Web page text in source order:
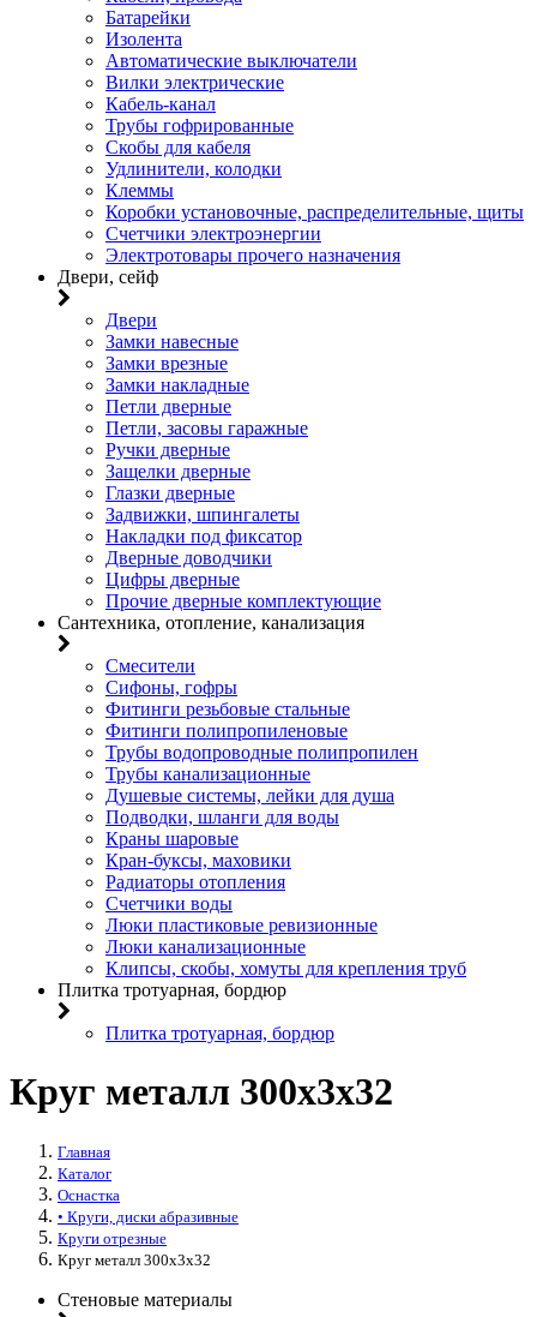
Батарейки
Изолента
Автоматические выключатели
Вилки электрические
Кабель-канал
Трубы гофрированные
Скобы для кабеля
Удлинители, колодки
Клеммы
Коробки установочные, распределительные, щиты
Счетчики электроэнергии
Электротовары прочего назначения
Двери, сейф
Двери
Замки навесные
Замки врезные
Замки накладные
Петли дверные
Петли, засовы гаражные
Ручки дверные
Защелки дверные
Глазки дверные
Задвижки, шпингалеты
Накладки под фиксатор
Дверные доводчики
Цифры дверные
Прочие дверные комплектующие
Сантехника, отопление, канализация
Смесители
Сифоны, гофры
Фитинги резьбовые стальные
Фитинги полипропиленовые
Трубы водопроводные полипропилен
Трубы канализационные
Душевые системы, лейки для душа
Подводки, шланги для воды
Краны шаровые
Кран-буксы, маховики
Радиаторы отопления
Счетчики воды
Люки пластиковые ревизионные
Люки канализационные
Клипсы, скобы, хомуты для крепления труб
Плитка тротуарная, бордюр
Плитка тротуарная, бордюр
Круг металл 300х3х32
Главная
Каталог
Оснастка
• Круги, диски абразивные
Круги отрезные
Круг металл 300х3х32
Стеновые материалы